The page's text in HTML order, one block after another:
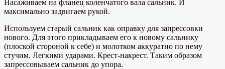
Насаживаем на фланец коленчатого вала сальник. И
максимально задвигаем рукой.
Используем старый сальник как оправку для запрессовки
нового. Для этого прикладываем его к новому сальнику
(плоской стороной к себе) и молотком аккуратно по нему
стучим. Легкими ударами. Крест-накрест. Таким образом
запрессовываем сальник до упора.